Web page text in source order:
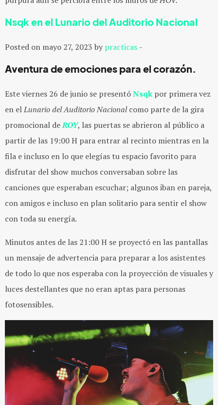
Nsqk en el Lunario del Auditorio Nacional
Posted on mayo 27, 2023 by practicas -
Aventura de emociones para el corazón.
Este viernes 26 de junio se presentóNsqk por primera vez
en elLunario del Auditorio Nacionalcomo parte de la gira
promocional deROY, las puertas se abrieron al público a
partir de las 19:00 H para entrar al recinto mientras en la
fila e incluso en lo que elegías tu espacio favorito para
disfrutar del show muchos conversaban sobre las
canciones que esperaban escuchar; algunos iban en pareja,
con amigos e incluso en plan solitario para sentir el show
con toda su energía.
Minutos antes de las 21:00 H se proyectó en las pantallas
un mensaje de advertencia para preparar a los asistentes
de todo lo que nos esperaba con la proyección de visuales y
luces destellantes que no eran aptas para personas
fotosensibles.